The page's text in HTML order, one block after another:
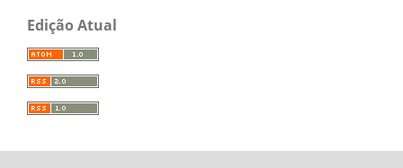
Edição Atual